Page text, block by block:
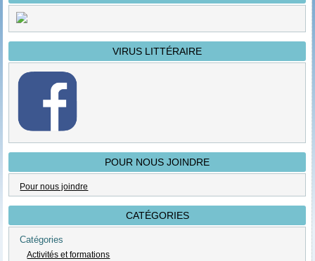
VIRUS LITTÉRAIRE
POUR NOUS JOINDRE
Pour nous joindre
CATÉGORIES
Catégories
Activités et formations